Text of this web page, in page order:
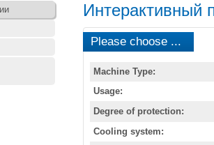
Интерактивный
Please choose ...
Machine Type:
Usage:
Degree of protection:
Cooling system: